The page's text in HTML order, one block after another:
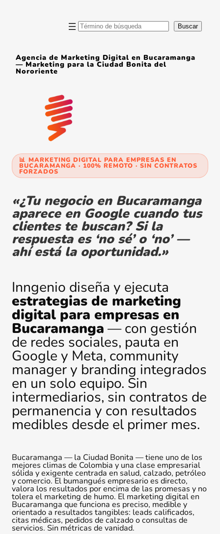
Buscar Buscar
Agencia de Marketing Digital en Bucaramanga
— Marketing para la Ciudad Bonita del
Nororiente
📊 MARKETING DIGITAL PARA EMPRESAS EN
BUCARAMANGA · 100% REMOTO · SIN CONTRATOS
FORZADOS
«¿Tu negocio en Bucaramanga
aparece en Google cuando tus
clientes te buscan? Si la
respuesta es ‘no sé’ o ‘no’ —
ahí está la oportunidad.»
Inngenio diseña y ejecuta
estrategias de marketing
digital para empresas en
Bucaramanga — con gestión
de redes sociales, pauta en
Google y Meta, community
manager y branding integrados
en un solo equipo. Sin
intermediarios, sin contratos de
permanencia y con resultados
medibles desde el primer mes.
Bucaramanga — la Ciudad Bonita — tiene uno de los
mejores climas de Colombia y una clase empresarial
sólida y exigente centrada en salud, calzado, petróleo
y comercio. El bumangués empresario es directo,
valora los resultados por encima de las promesas y no
tolera el marketing de humo. El marketing digital en
Bucaramanga que funciona es preciso, medible y
orientado a resultados tangibles: leads calificados,
citas médicas, pedidos de calzado o consultas de
servicios. Sin métricas de vanidad.